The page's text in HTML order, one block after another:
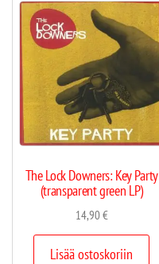
The Lock Downers: Key Party
(transparent green LP)
14,90€
Lisää ostoskoriin